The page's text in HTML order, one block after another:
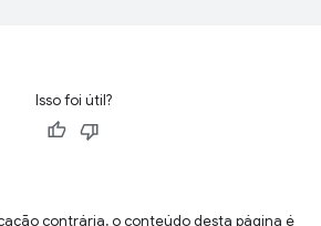
Isso foi útil?
contrária, o conteúdo desta página é